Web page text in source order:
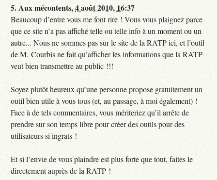
5.Aux mécontents,4 août 2010, 16:37
Beaucoup d’entre vous me font rire ! Vous vous plaignez parce
que ce site n’a pas affiché telle ou telle info à un moment ou un
autre... Nous ne sommes pas sur le site de la RATP ici, et l’outil
de M. Courbis ne fait qu’afficher les informations que la RATP
veut bien transmettre au public !!!
Soyez plutôt heureux qu’une personne propose gratuitement un
outil bien utile à vous tous (et, au passage, à moi également) !
Face à de tels commentaires, vous mériteriez qu’il arrête de
prendre sur son temps libre pour créer des outils pour des
utilisateurs si ingrats !
Et si l’envie de vous plaindre est plus forte que tout, faites le
directement auprès de la RATP !